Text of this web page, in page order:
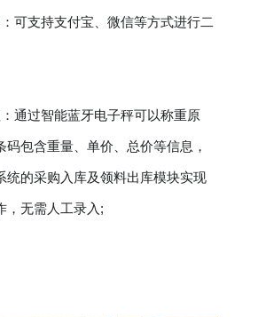
支持支付宝、微信等方式进行二
过智能蓝牙电子秤可以称重原
码包含重量、单价、总价等信息，
统的采购入库及领料出库模块实现
，无需人工录入;